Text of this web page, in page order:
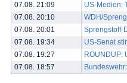
07.08. 21:09
US-Medien:
07.08. 20:10
WDH/
07.08. 20:01
Sprengstoff-
07.08. 19:34
US-Senat
07.08. 19:27
ROUNDUP:
07.08. 18:57